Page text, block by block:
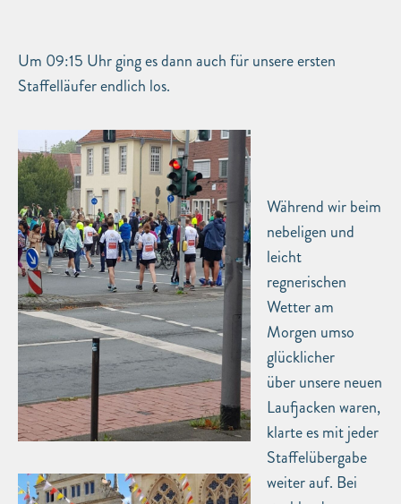
Um 09:15 Uhr ging es dann auch für unsere ersten
Staffelläufer endlich los.
Während wir beim
nebeligen und
leicht
regnerischen
Wetter am
Morgen umso
glücklicher
über unsere neuen
Laufjacken waren,
klarte es mit jeder
Staffelübergabe
weiter auf. Bei